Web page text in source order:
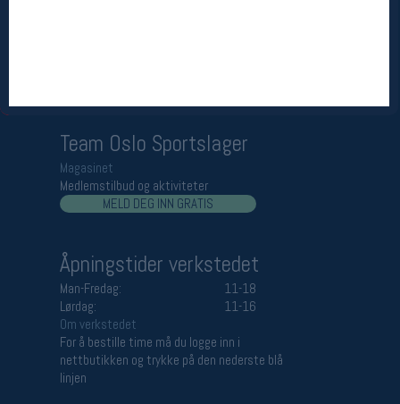
Team Oslo Sportslager
Magasinet
Medlemstilbud og aktiviteter
MELD DEG INN GRATIS
Åpningstider verkstedet
Man-Fredag:
11-18
Lørdag:
11-16
Om verkstedet
For å bestille time må du logge inn i
nettbutikken og trykke på den nederste blå
linjen